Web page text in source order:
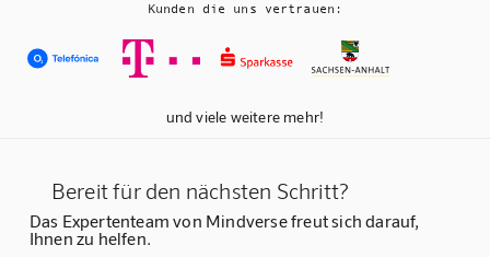
Kunden die uns vertrauen:
und viele weitere mehr!
Bereit für den nächsten Schritt?
Das Expertenteam von Mindverse freut sich darauf,
Ihnen zu helfen.